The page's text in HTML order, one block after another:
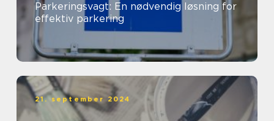
Parkeringsvagt: En nødvendig løsning for
effektiv parkering
21. september 2024